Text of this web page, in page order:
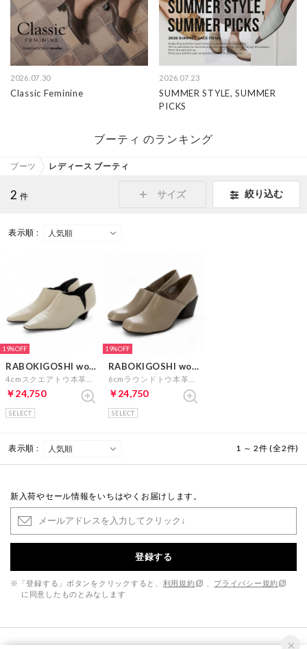
2026.07.30
Classic Feminine
2026.07.23
SUMMER STYLE, SUMMER
PICKS
ブーティ のランキング
ブーツ レディース ブーティ
2 件 サイズ 絞り込む
表示順 :
19%
RABOKIGOSHI works
￥24,750
SELECT
19%
RABOKIGOSHI works
￥24,750
SELECT
表示順 : 1 ～ 2件 (全2件)
新入荷やセール情報をいちはやくお届けします。
登録する
※「登録する」ボタンをクリックすると、 利用規約
プライバシー規約
に同意したものとみなします